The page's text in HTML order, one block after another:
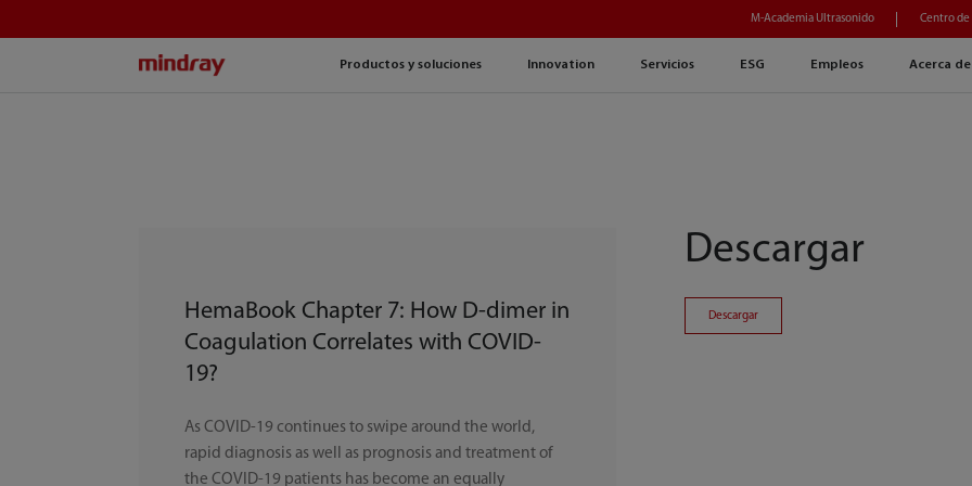
Productos y soluciones Innovation Servicios ESG Empleos Acerca
M-Academia Ultrasonido Centro de
HemaBook Chapter 7: How D-dimer in
Coagulation Correlates with COVID-
19?
As COVID-19 continues to swipe around the world,
rapid diagnosis as well as prognosis and treatment of
the COVID-19 patients has become an equally
Descargar
Descargar